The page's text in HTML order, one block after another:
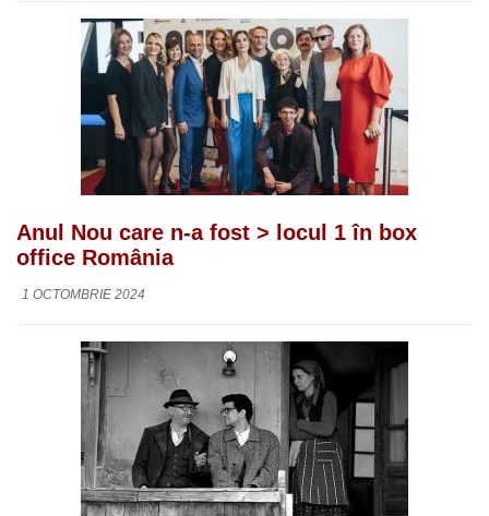
Anul Nou care n-a fost > locul 1 în box
office România
1 OCTOMBRIE 2024